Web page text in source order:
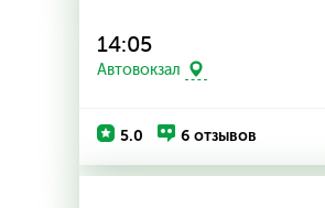
14:05
Автовокзал
5.0 6 отзывов